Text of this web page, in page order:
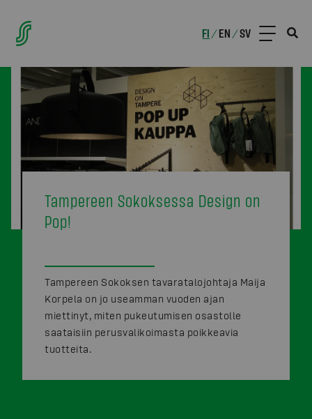
FI /EN /SV
Tampereen Sokoksessa Design on
Pop!
Tampereen Sokoksen tavaratalojohtaja Maija
Korpela on jo useamman vuoden ajan
miettinyt, miten pukeutumisen osastolle
saataisiin perusvalikoimasta poikkeavia
tuotteita.